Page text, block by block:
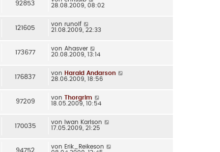
92853
28.08.2009, 08:02
121605
von runolf
21.08.2009, 22:33
173677
von Ahasver
20.08.2009, 13:14
176837
von Harald Andarson
28.06.2009, 18:56
97209
von Thorgrim
18.05.2009, 10:54
170035
von
Iwan Karlson
17.05.2009, 21:25
94752
von Erik_Reikeson